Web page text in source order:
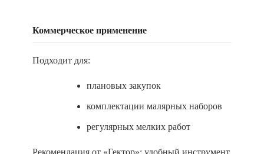
Коммерческое применение
Подходит для:
плановых закупок
комплектации малярных наборов
регулярных мелких работ
Рекомендация от «Гектор»: удобный инструмент